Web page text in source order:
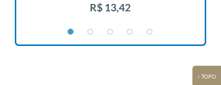
R$ 13,42
↑ TOPO